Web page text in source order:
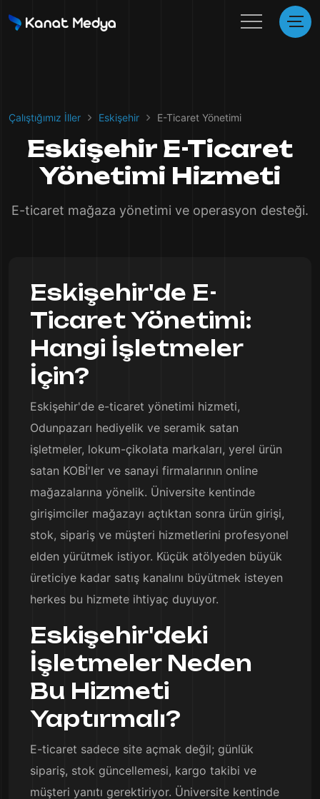
Çalıştığımız İller Eskişehir E-Ticaret Yönetimi
Eskişehir E-Ticaret
Yönetimi Hizmeti
E-ticaret mağaza yönetimi ve operasyon desteği.
Eskişehir'de E-
Ticaret Yönetimi:
Hangi İşletmeler
İçin?
Eskişehir'de e-ticaret yönetimi hizmeti,
Odunpazarı hediyelik ve seramik satan
işletmeler, lokum-çikolata markaları, yerel ürün
satan KOBİ'ler ve sanayi firmalarının online
mağazalarına yönelik. Üniversite kentinde
girişimciler mağazayı açtıktan sonra ürün girişi,
stok, sipariş ve müşteri hizmetlerini profesyonel
elden yürütmek istiyor. Küçük atölyeden büyük
üreticiye kadar satış kanalını büyütmek isteyen
herkes bu hizmete ihtiyaç duyuyor.
Eskişehir'deki
İşletmeler Neden
Bu Hizmeti
Yaptırmalı?
E-ticaret sadece site açmak değil; günlük
sipariş, stok güncellemesi, kargo takibi ve
müşteri yanıtı gerektiriyor. Üniversite kentinde